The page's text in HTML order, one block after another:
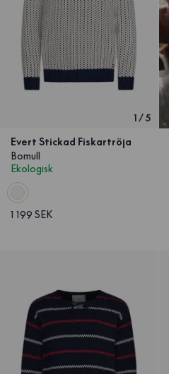
1/5
Evert Stickad Fiskartröja
Bomull
Ekologisk
1 199 SEK